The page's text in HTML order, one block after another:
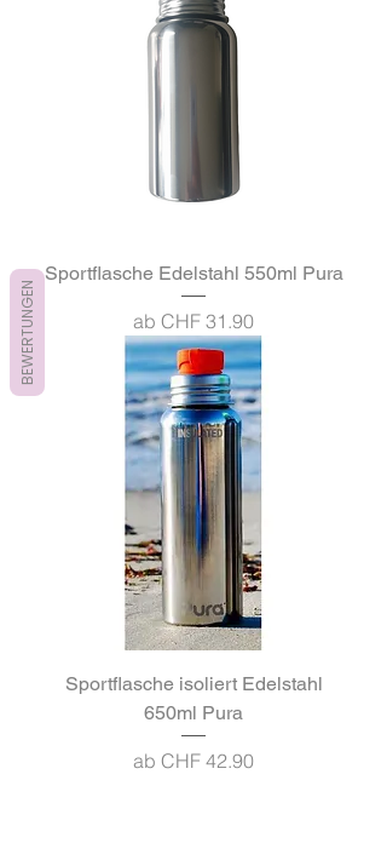
Sportflasche Edelstahl 550ml Pura
ab CHF 31.90
Sale-Preis
Sportflasche isoliert Edelstahl
650ml Pura
ab CHF 42.90
Sale-Preis
BEWERTUNGEN